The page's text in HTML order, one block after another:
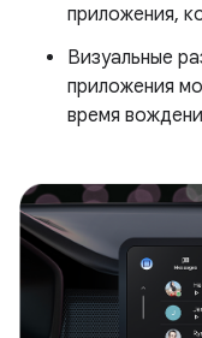
приложения,
Визуальные
приложения
время